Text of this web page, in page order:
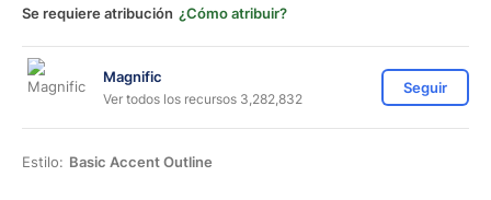
Se requiere atribución ¿Cómo atribuir?
Magnific
Ver todos los recursos 3,282,832
Seguir
Estilo: Basic Accent Outline